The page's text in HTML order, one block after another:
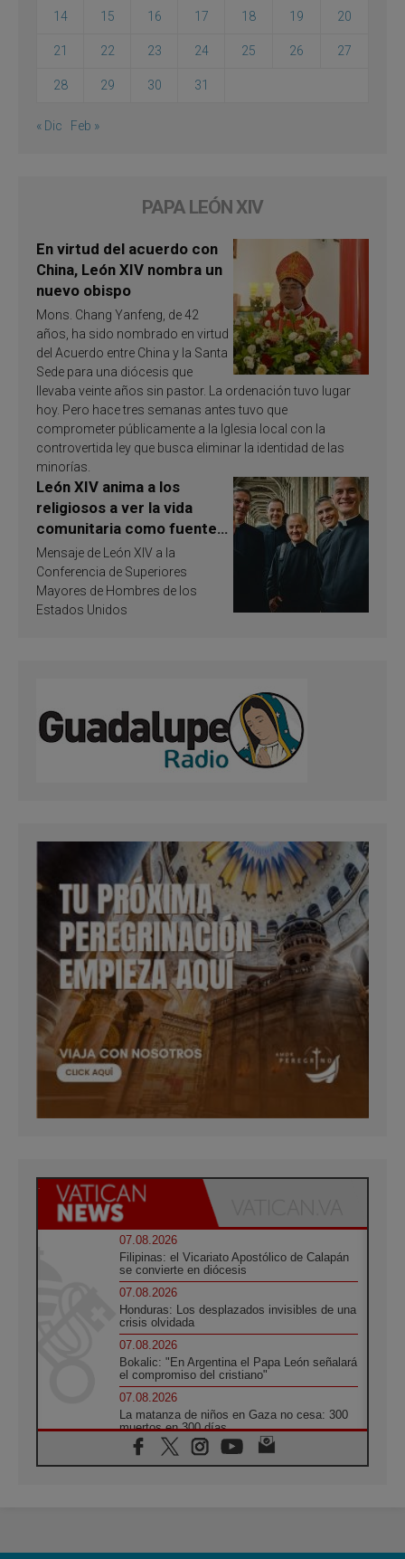
14 15 16 17 18 19 20
21 22 23 24 25 26 27
28 29 30 31
« Dic Feb »
PAPA LEÓN XIV
En virtud del acuerdo con
China, León XIV nombra un
nuevo obispo
Mons. Chang Yanfeng, de 42
años, ha sido nombrado en virtud
del Acuerdo entre China y la Santa
Sede para una diócesis que
llevaba veinte años sin pastor. La ordenación tuvo lugar
hoy. Pero hace tres semanas antes tuvo que
comprometer públicamente a la Iglesia local con la
controvertida ley que busca eliminar la identidad de las
minorías.
León XIV anima a los
religiosos a ver la vida
comunitaria como fuente
de inspiración y
santificación
Mensaje de León XIV a la
Conferencia de Superiores
Mayores de Hombres de los
Estados Unidos
07.08.2026
Filipinas: el Vicariato Apostólico de Calapán
se convierte en diócesis
07.08.2026
Honduras: Los desplazados invisibles de una
crisis olvidada
07.08.2026
Bokalic: "En Argentina el Papa León señalará
el compromiso del cristiano"
07.08.2026
La matanza de niños en Gaza no cesa: 300
muertos en 300 días
07.08.2026
Tagle: La guerra desfigura el mundo, solo la